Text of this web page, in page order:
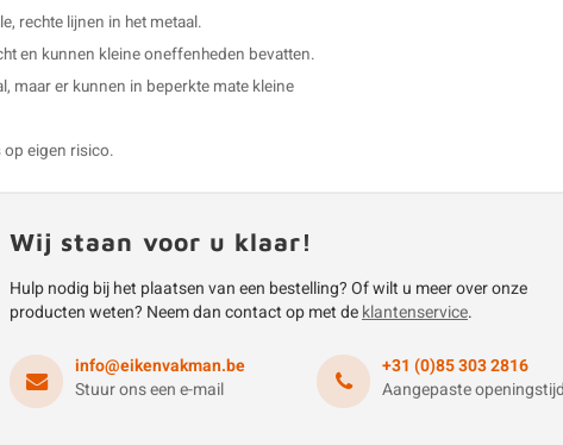
rechte lijnen in het metaal.
en kunnen kleine oneffenheden bevatten.
maar er kunnen in beperkte mate kleine
eigen risico.
Wij staan voor u klaar!
Hulp nodig bij het plaatsen van een bestelling? Of wilt u meer over onze
producten weten? Neem dan contact op met deklantenservice.
info@eikenvakman.be
Stuur ons een e-mail
+31 (0)85 303 2816
Aangepaste